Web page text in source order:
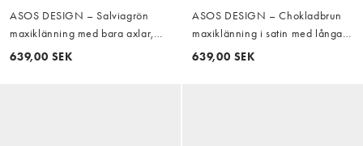
ASOS DESIGN – Salviagrön
maxiklänning med bara axlar,
draperad ringning och långa
639,00 SEK
ASOS DESIGN – Chokladbrun
maxiklänning i satin med långa
ärmar
639,00 SEK